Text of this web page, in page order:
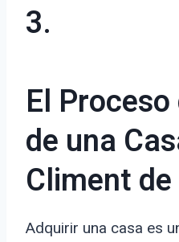
3.
El
de una
Climent
Adquirir una casa es